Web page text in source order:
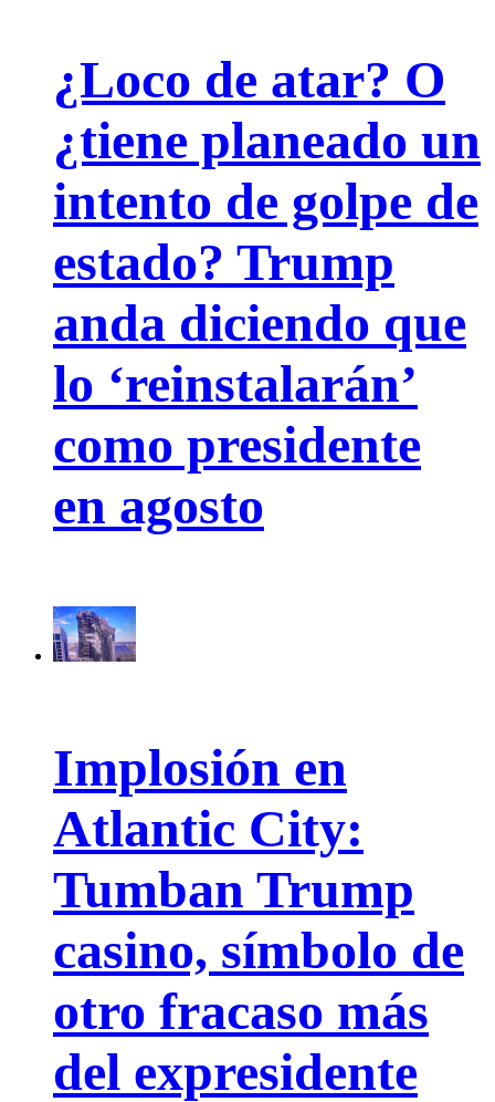
¿Loco de atar? O
¿tiene planeado un
intento de golpe de
estado? Trump
anda diciendo que
lo ‘reinstalarán’
como presidente
en agosto
Implosión en
Atlantic City:
Tumban Trump
casino, símbolo de
otro fracaso más
del expresidente